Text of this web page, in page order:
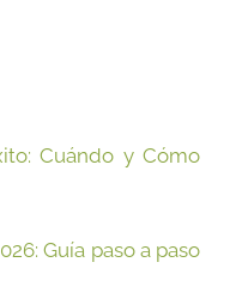
Cuándo y Cómo
Guía paso a paso